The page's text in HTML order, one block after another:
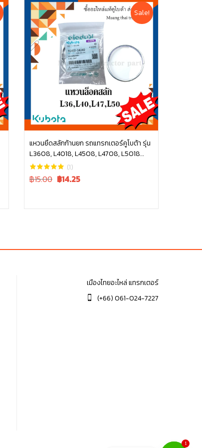
Sale!
แหวนยึดสลักก้านยก รถแทรกเตอร์คูโบต้า รุ่น
L3608, L4018, L4508, L4708, L5018
tc402-34340(1)
Original
฿15.00 Current
฿14.25
หยิบใส่ตะกร้า
เมืองไทยอะไหล่ แทรกเตอร์
(+66) 061-024-7227
1